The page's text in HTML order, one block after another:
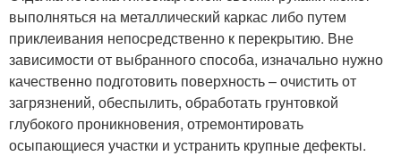
выполняться на металлический каркас либо путем
приклеивания непосредственно к перекрытию. Вне
зависимости от выбранного способа, изначально нужно
качественно подготовить поверхность – очистить от
загрязнений, обеспылить, обработать грунтовкой
глубокого проникновения, отремонтировать
осыпающиеся участки и устранить крупные дефекты.